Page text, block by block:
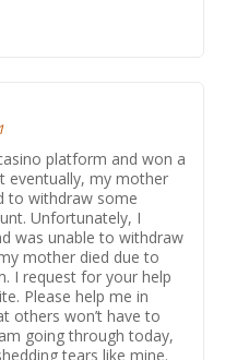
platform and won a
eventually, my mother
to withdraw some
Unfortunately, I
was unable to withdraw
mother died due to
I request for your help
Please help me in
others won’t have to
going through today,
tears like mine.